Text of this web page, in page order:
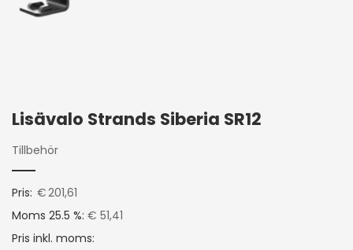
Lisävalo Strands Siberia SR12
Tillbehör
Pris: €201,61
Moms 25.5 %: € 51,41
Pris inkl. moms: